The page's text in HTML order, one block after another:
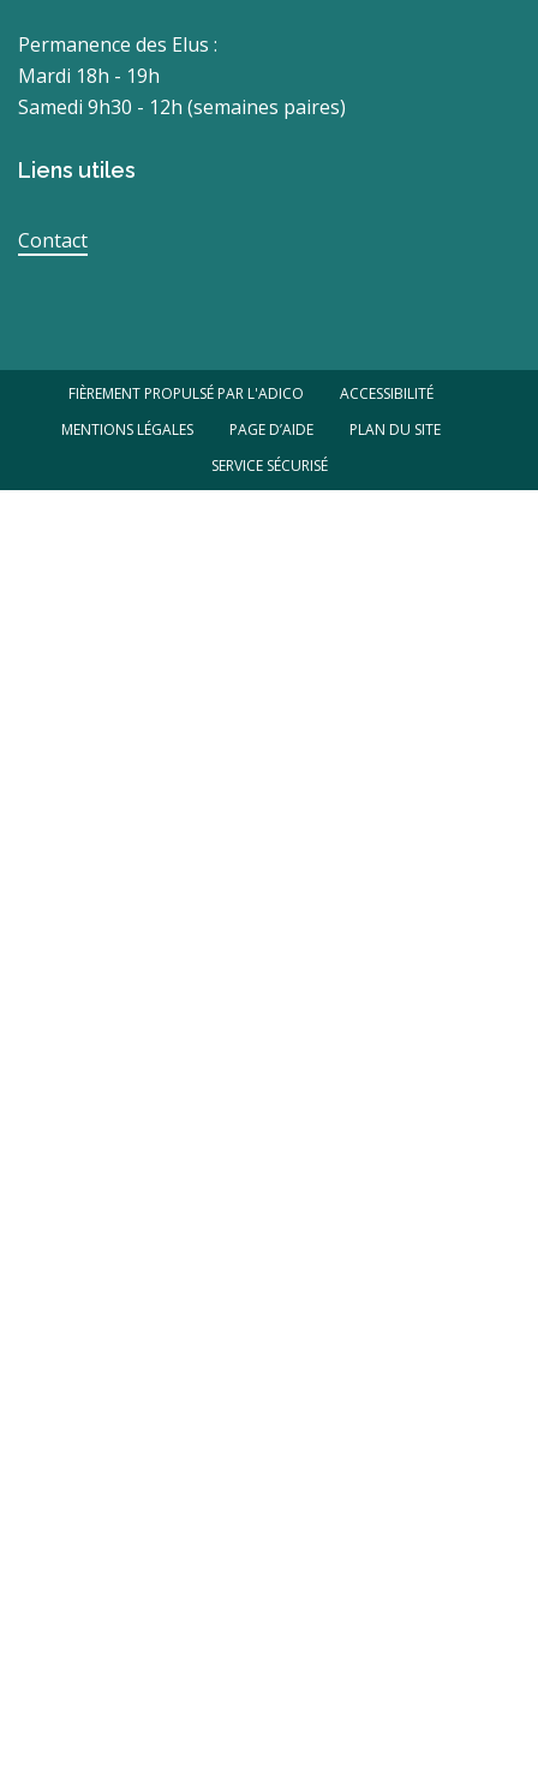
Permanence des Elus :
Mardi 18h - 19h
Samedi 9h30 - 12h (semaines paires)
Liens utiles
Contact
FIÈREMENT PROPULSÉ PAR L'ADICO
ACCESSIBILITÉ
MENTIONS LÉGALES
PAGE D’AIDE
PLAN DU SITE
SERVICE SÉCURISÉ